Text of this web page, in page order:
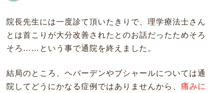
院長先生には一度診て頂いたきりで、理学療法士さん
とは首こりが大分改善されたとのお話だったためそろ
そろ……という事で通院を終えました。
結局のところ、ヘバーデンやブシャールについては通
院してどうにかなる症例ではありませんから、 痛みに